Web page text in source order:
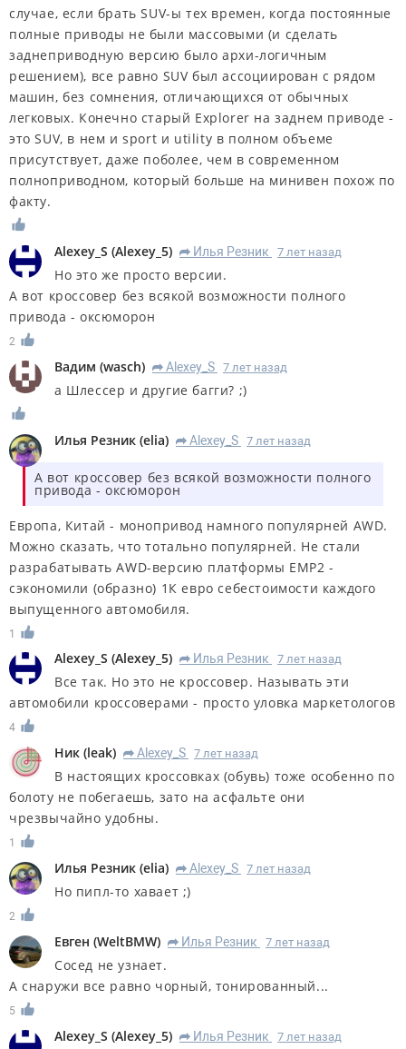
случае, если брать SUV-ы тех времен, когда постоянные
полные приводы не были массовыми (и сделать
заднеприводную версию было архи-логичным
решением), все равно SUV был ассоциирован с рядом
машин, без сомнения, отличающихся от обычных
легковых. Конечно старый Explorer на заднем приводе -
это SUV, в нем и sport и utility в полном объеме
присутствует, даже поболее, чем в современном
полноприводном, который больше на минивен похож по
факту.
Alexey_S (Alexey_5) R Илья Резник 7 лет назад
Но это же просто версии.
А вот кроссовер без всякой возможности полного
привода - оксюморон
2
Вадим (wasch) R Alexey_S 7 лет назад
а Шлессер и другие багги? ;)
Илья Резник (elia) R Alexey_S 7 лет назад
А вот кроссовер без всякой возможности полного
привода - оксюморон
Европа, Китай - монопривод намного популярней AWD.
Можно сказать, что тотально популярней. Не стали
разрабатывать AWD-версию платформы EMP2 -
сэкономили (образно) 1К евро себестоимости каждого
выпущенного автомобиля.
1
Alexey_S (Alexey_5) R Илья Резник 7 лет назад
Все так. Но это не кроссовер. Называть эти
автомобили кроссоверами - просто уловка маркетологов
4
Ник (leak) R Alexey_S 7 лет назад
В настоящих кроссовках (обувь) тоже особенно по
болоту не побегаешь, зато на асфальте они
чрезвычайно удобны.
1
Илья Резник (elia) R Alexey_S 7 лет назад
Но пипл-то хавает ;)
2
Евген (WeltBMW) R Илья Резник 7 лет назад
Сосед не узнает.
А снаружи все равно чорный, тонированный...
5
Alexey_S (Alexey_5) R Илья Резник 7 лет назад